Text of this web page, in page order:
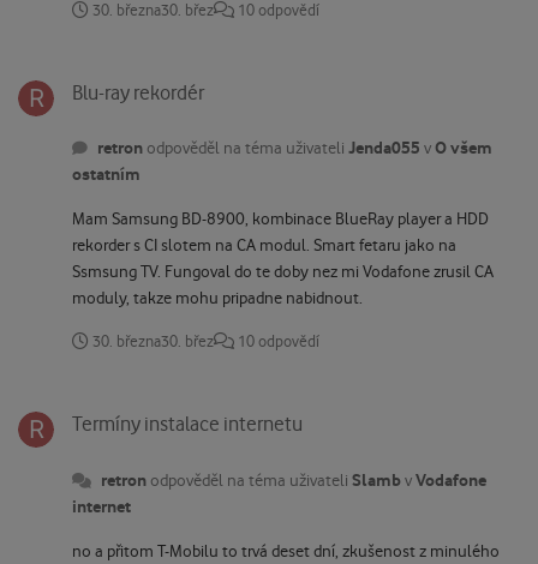
30. března30. břez 10 odpovědí
Blu-ray rekordér
retron odpověděl na téma uživateliJenda055 vO všem
ostatním
Mam Samsung BD-8900, kombinace BlueRay player a HDD
rekorder s CI slotem na CA modul. Smart fetaru jako na
Ssmsung TV. Fungoval do te doby nez mi Vodafone zrusil CA
moduly, takze mohu pripadne nabidnout.
30. března30. břez 10 odpovědí
Termíny instalace internetu
retron odpověděl na téma uživateliSlambvVodafone
internet
no a přitom T-Mobilu to trvá deset dní, zkušenost z minulého